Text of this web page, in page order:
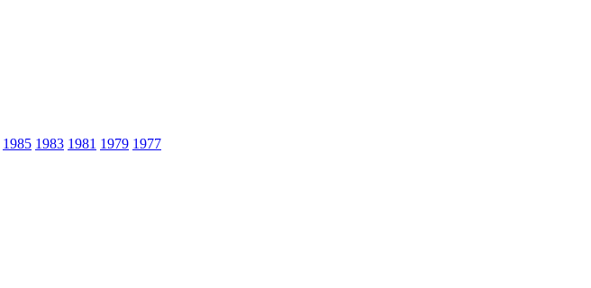
1985 1983 1981 1979 1977